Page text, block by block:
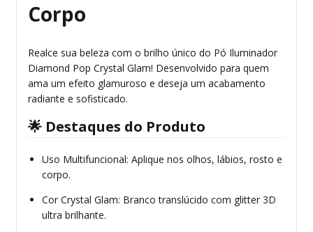
Corpo
Realce sua beleza com o brilho único do Pó Iluminador
Diamond Pop Crystal Glam! Desenvolvido para quem
ama um efeito glamuroso e deseja um acabamento
radiante e sofisticado.
🌟 Destaques do Produto
Uso Multifuncional: Aplique nos olhos, lábios, rosto e
corpo.
Cor Crystal Glam: Branco translúcido com glitter 3D
ultra brilhante.